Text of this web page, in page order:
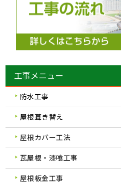
工事メニュー
防水工事
屋根葺き替え
屋根カバー工法
瓦屋根・漆喰工事
屋根板金工事